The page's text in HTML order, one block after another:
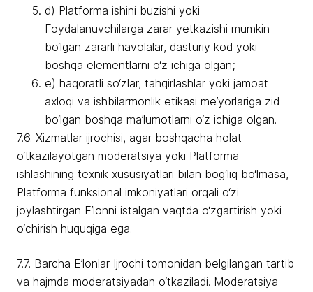
d) Platforma ishini buzishi yoki
Foydalanuvchilarga zarar yetkazishi mumkin
bo‘lgan zararli havolalar, dasturiy kod yoki
boshqa elementlarni o‘z ichiga olgan;
e) haqoratli so‘zlar, tahqirlashlar yoki jamoat
axloqi va ishbilarmonlik etikasi me’yorlariga zid
bo‘lgan boshqa ma’lumotlarni o‘z ichiga olgan.
7.6. Xizmatlar ijrochisi, agar boshqacha holat
o‘tkazilayotgan moderatsiya yoki Platforma
ishlashining texnik xususiyatlari bilan bog‘liq bo‘lmasa,
Platforma funksional imkoniyatlari orqali o‘zi
joylashtirgan E’lonni istalgan vaqtda o‘zgartirish yoki
o‘chirish huquqiga ega.
7.7. Barcha E’lonlar Ijrochi tomonidan belgilangan tartib
va hajmda moderatsiyadan o‘tkaziladi. Moderatsiya